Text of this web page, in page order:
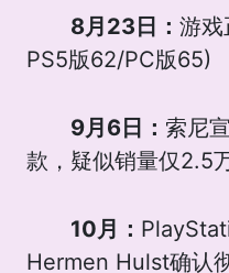
8月23日： 游
PS5版62/PC版65)
9月6日： 索尼
款，疑似销量仅2.5
10月：
Hermen Hulst确认